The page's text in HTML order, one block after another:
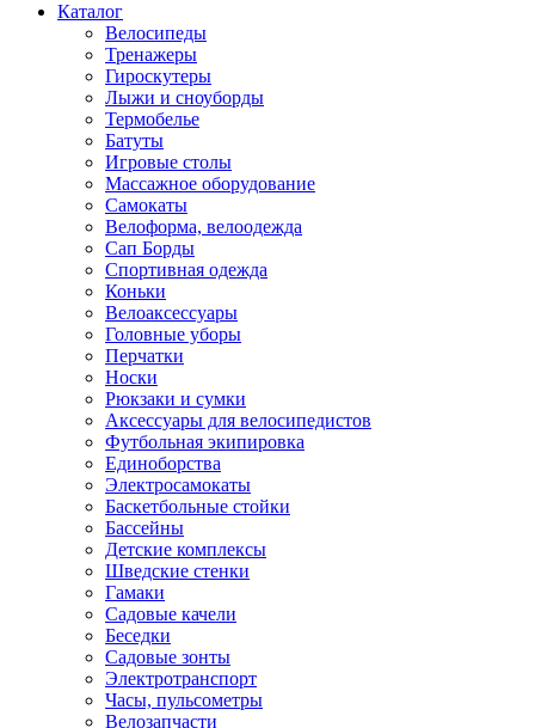
Каталог
Велосипеды
Тренажеры
Гироскутеры
Лыжи и сноуборды
Термобелье
Батуты
Игровые столы
Массажное оборудование
Самокаты
Велоформа, велоодежда
Сап Борды
Спортивная одежда
Коньки
Велоаксессуары
Головные уборы
Перчатки
Носки
Рюкзаки и сумки
Аксессуары для велосипедистов
Футбольная экипировка
Единоборства
Электросамокаты
Баскетбольные стойки
Бассейны
Детские комплексы
Шведские стенки
Гамаки
Садовые качели
Беседки
Садовые зонты
Электротранспорт
Часы, пульсометры
Велозапчасти